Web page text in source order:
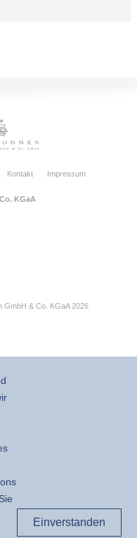
Kontakt Impressum
KGaA
GmbH & Co. KGaA 2026
Einverstanden